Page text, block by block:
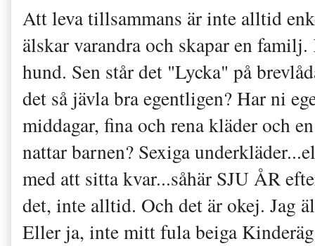
Att leva tillsammans är inte alltid
älskar varandra och skapar en
hund. Sen står det "Lycka" på
det så jävla bra egentligen? Har ni
middagar, fina och rena kläder och
nattar barnen? Sexiga
med att sitta kvar...såhär SJU ÅR
det, inte alltid. Och det är okej. Jag
Eller ja, inte mitt fula beiga